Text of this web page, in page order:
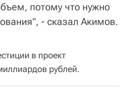
потому что нужно
- сказал Акимов.
в проект
рублей.